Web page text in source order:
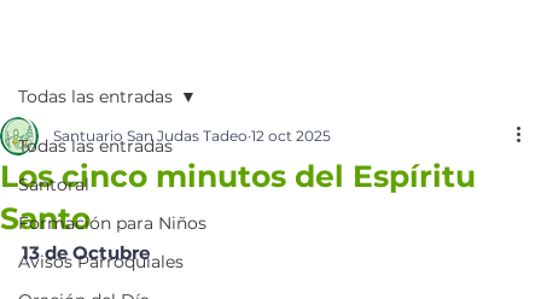
Todas las entradas
Santoral
Formación para Niños
Avisos Parroquiales
Todas las entradas
Los cinco minutos del Espíritu
Santo
Santuario San Judas Tadeo 12 oct 2025
13 de Octubre